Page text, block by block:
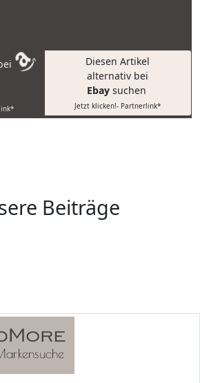
Diesen Artikel
alternativ bei
Ebay suchen
Jetzt klicken!- Partnerlink*
Beiträge